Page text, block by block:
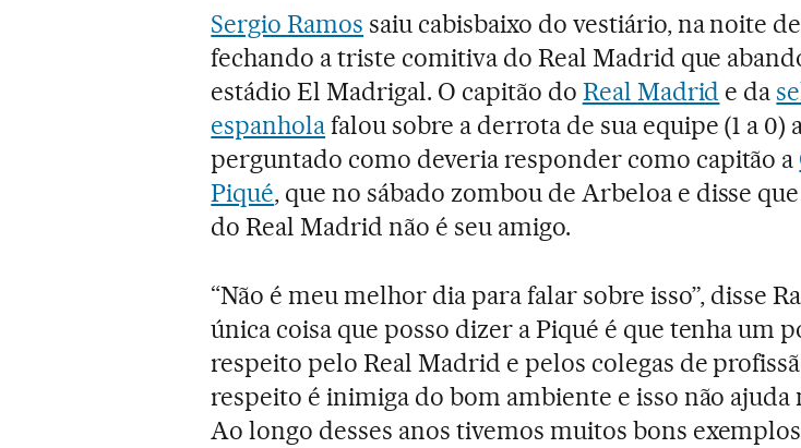
Sergio Ramos saiu cabisbaixo do vestiário, na noite
fechando a triste comitiva do Real Madrid que
estádio El Madrigal. O capitão do Real Madrid e da
espanholafalou sobre a derrota de sua equipe (1 a 0)
perguntado como deveria responder como capitão a
Piqué, que no sábado zombou de Arbeloa e disse
do Real Madrid não é seu amigo.
“Não é meu melhor dia para falar sobre isso”, disse
única coisa que posso dizer a Piqué é que tenha um
respeito pelo Real Madrid e pelos colegas de
respeito é inimiga do bom ambiente e isso não ajuda
Ao longo desses anos tivemos muitos bons